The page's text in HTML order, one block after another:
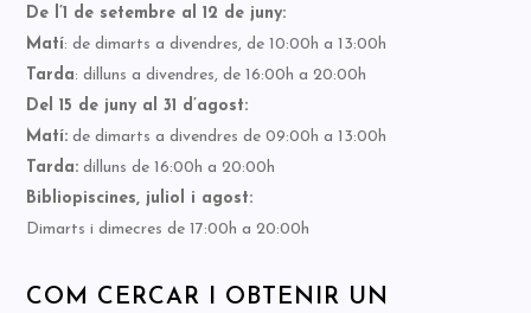
De l’1 de setembre al 12 de juny:
Matí: de dimarts a divendres, de 10:00h a 13:00h
Tarda: dilluns a divendres, de 16:00h a 20:00h
Del 15 de juny al 31 d’agost:
Matí: de dimarts a divendres de 09:00h a 13:00h
Tarda: dilluns de 16:00h a 20:00h
Bibliopiscines, juliol i agost:
Dimarts i dimecres de 17:00h a 20:00h
COM CERCAR I OBTENIR UN